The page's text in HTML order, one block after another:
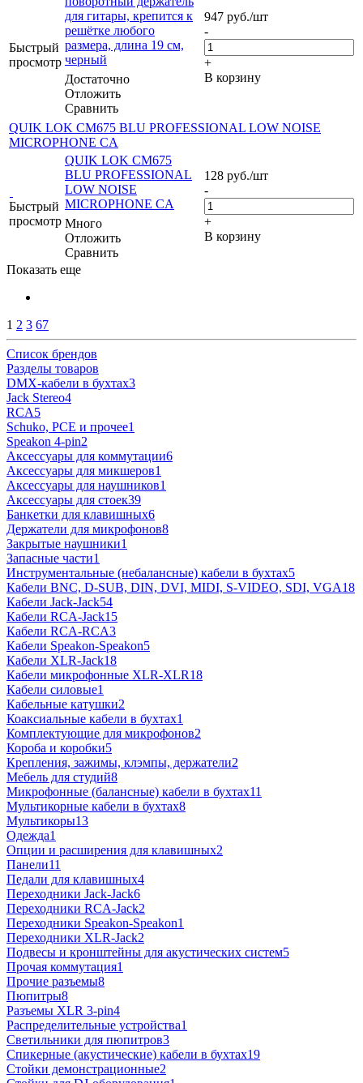
Быстрый
просмотр
для гитары, крепится к
решётке любого
размера, длина 19 см,
черный
Достаточно
Отложить
Сравнить
947 руб./шт
-
+
В корзину
QUIK LOK CM675 BLU PROFESSIONAL LOW NOISE
MICROPHONE CA
Быстрый
просмотр
QUIK LOK CM675
BLU PROFESSIONAL
LOW NOISE
MICROPHONE CA
Много
Отложить
Сравнить
128 руб./шт
-
+
В корзину
Показать еще
1 2 3 67
Список брендов
Разделы товаров
DMX-кабели в бухтах3
Jack Stereo4
RCA5
Schuko, PCE и прочее1
Speakon 4-pin2
Аксессуары для коммутации6
Аксессуары для микшеров1
Аксессуары для наушников1
Аксессуары для стоек39
Банкетки для клавишных6
Держатели для микрофонов8
Закрытые наушники1
Запасные части1
Инструментальные (небалансные) кабели в бухтах5
Кабели BNC, D-SUB, DIN, DVI, MIDI, S-VIDEO, SDI, VGA18
Кабели Jack-Jack54
Кабели RCA-Jack15
Кабели RCA-RCA3
Кабели Speakon-Speakon5
Кабели XLR-Jack18
Кабели микрофонные XLR-XLR18
Кабели силовые1
Кабельные катушки2
Коаксиальные кабели в бухтах1
Комплектующие для микрофонов2
Короба и коробки5
Крепления, зажимы, клэмпы, держатели2
Мебель для студий8
Микрофонные (балансные) кабели в бухтах11
Мультикорные кабели в бухтах8
Мультикоры13
Одежда1
Опции и расширения для клавишных2
Панели11
Педали для клавишных4
Переходники Jack-Jack6
Переходники RCA-Jack2
Переходники Speakon-Speakon1
Переходники XLR-Jack2
Подвесы и кронштейны для акустических систем5
Прочая коммутация1
Прочие разъемы8
Пюпитры8
Разъемы XLR 3-pin4
Распределительные устройства1
Светильники для пюпитров3
Спикерные (акустические) кабели в бухтах19
Стойки демонстрационные2